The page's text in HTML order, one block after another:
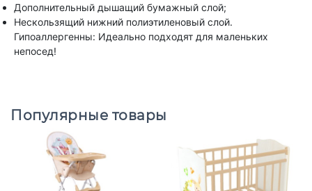
Дополнительный дышащий бумажный слой;
Нескользящий нижний полиэтиленовый слой.
Гипоаллергенны: Идеально подходят для маленьких
непосед!
Популярные товары